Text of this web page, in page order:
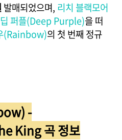
발매되었으며, 리치 블랙모어
딥 퍼플(Deep Purple)을 떠
(Rainbow)의 첫 번째 정규
-
King 곡 정보